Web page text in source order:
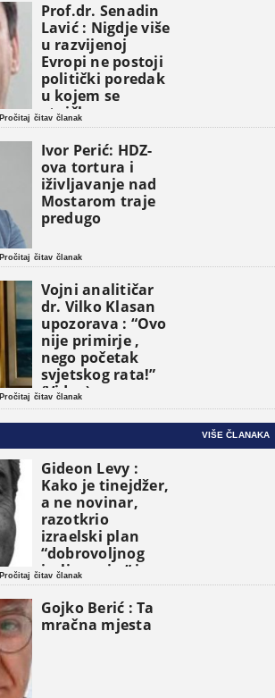
Prof.dr. Senadin
Lavić : Nigdje više
u razvijenoj
Evropi ne postoji
politički poredak
u kojem se
etničke grupe
pojavljuju kao
osnovne
političke jedinice
Pročitaj čitav članak
Ivor Perić: HDZ-
ova tortura i
iživljavanje nad
Mostarom traje
predugo
Pročitaj čitav članak
Vojni analitičar
dr. Vilko Klasan
upozorava : “Ovo
nije primirje ,
nego početak
svjetskog rata!”
(Video)
Pročitaj čitav članak
VIŠE ČLANAKA
Gideon Levy :
Kako je tinejdžer,
a ne novinar,
razotkrio
izraelski plan
“dobrovoljnog
iseljavanja ” iz
Gaze
Pročitaj čitav članak
Gojko Berić : Ta
mračna mjesta